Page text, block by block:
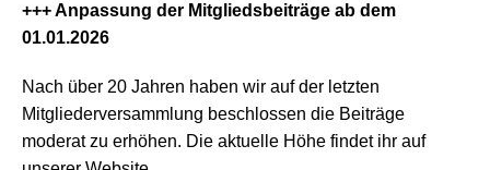
+++ Anpassung der Mitgliedsbeiträge ab dem
01.01.2026
Nach über 20 Jahren haben wir auf der letzten
Mitgliederversammlung beschlossen die Beiträge
moderat zu erhöhen. Die aktuelle Höhe findet ihr auf